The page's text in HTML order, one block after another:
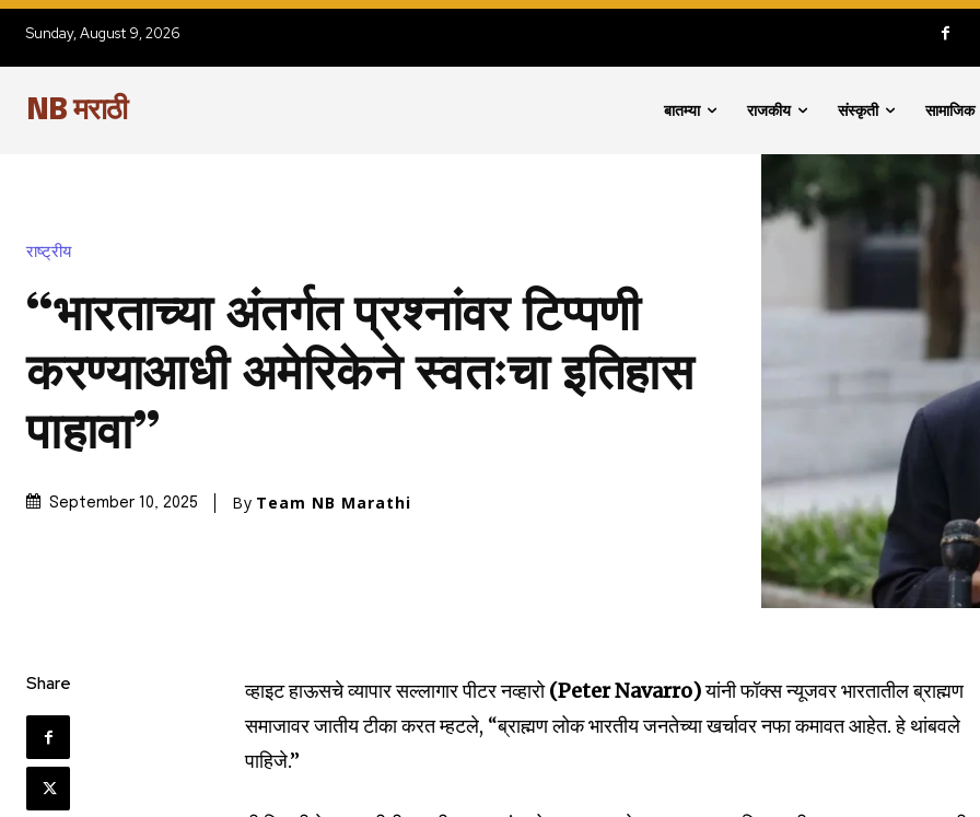
Sunday, August 9, 2026
NB मराठी बातम्या राजकीय संस्कृती सामाजिक
राष्ट्रीय
“भारताच्या अंतर्गत प्रश्नांवर टिप्पणी
करण्याआधी अमेरिकेने स्वतःचा इतिहास
पाहावा”
September 10, 2025 By Team NB Marathi
Share व्हाइट हाऊसचे व्यापार सल्लागार पीटर नव्हारो(Peter Navarro)यांनी फॉक्स न्यूजवर भारतातील ब्राह्मण
समाजावर जातीय टीका करत म्हटले, “ब्राह्मण लोक भारतीय जनतेच्या खर्चावर नफा कमावत आहेत. हे थांबवले
पाहिजे.”